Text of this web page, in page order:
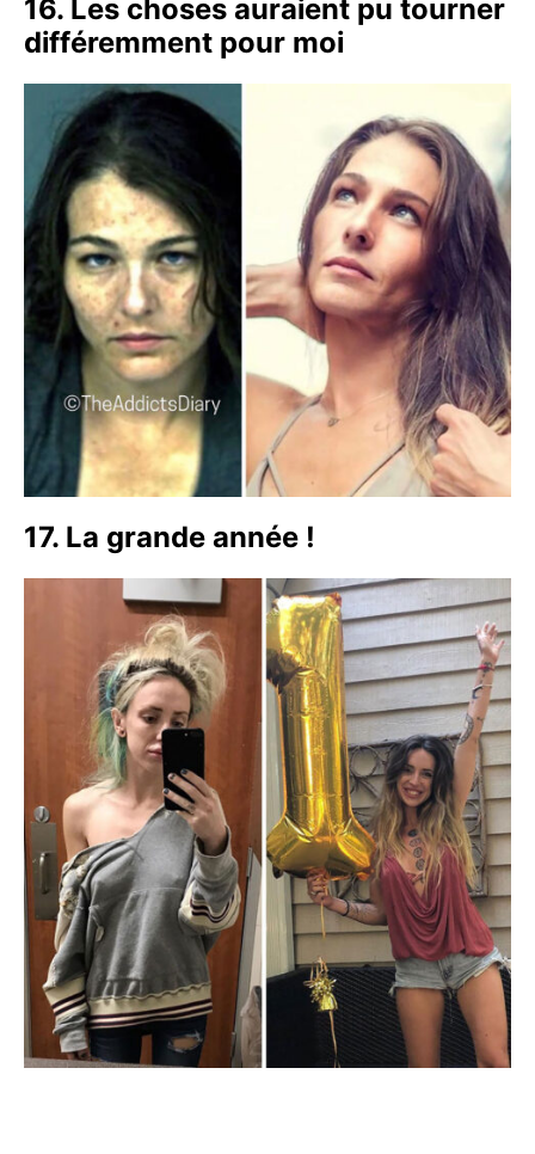
16. Les choses auraient pu tourner
différemment pour moi
17. La grande année !